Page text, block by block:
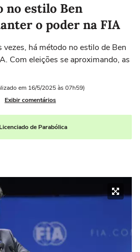
no estilo Ben
o poder na FIA
há método no estilo de Ben
Com eleições se aproximando, as
em 16/5/2025 às 07h59)
Exibir comentários
de Parabólica